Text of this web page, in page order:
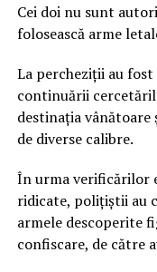
Cei doi nu sunt
folosească arme
La percheziții au
continuării
destinația vânătoare
de diverse calibre.
În urma verificărilor
ridicate, polițiștii au
armele descoperite
confiscare, de către